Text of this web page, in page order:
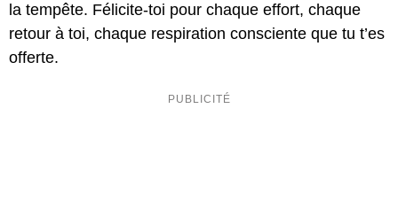
la tempête. Félicite-toi pour chaque effort, chaque
retour à toi, chaque respiration consciente que tu t’es
offerte.